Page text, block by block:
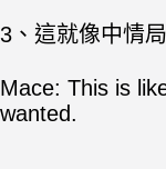
3、這就像中情
Mace: This is
wanted.